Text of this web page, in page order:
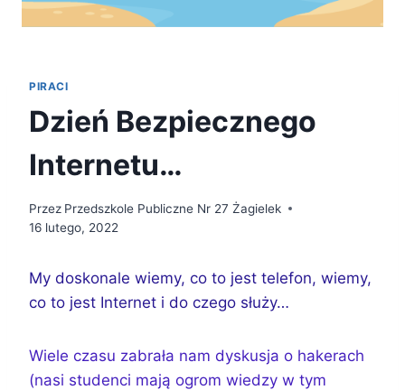
PIRACI
Dzień Bezpiecznego
Internetu…
Przez Przedszkole Publiczne Nr 27 Żagielek
16 lutego, 2022
My doskonale wiemy, co to jest telefon, wiemy,
co to jest Internet i do czego służy…
Wiele czasu zabrała nam dyskusja o hakerach
(nasi studenci mają ogrom wiedzy w tym